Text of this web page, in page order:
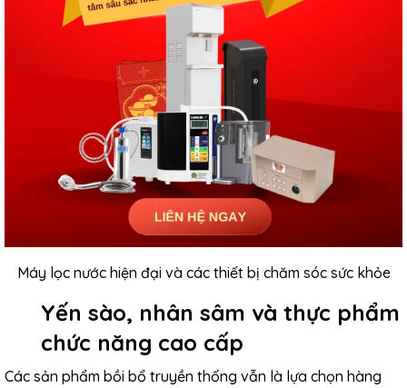
Máy lọc nước hiện đại và các thiết bị chăm sóc sức khỏe
Yến sào, nhân sâm và thực phẩm
chức năng cao cấp
Các sản phẩm bồi bổ truyền thống vẫn là lựa chọn hàng